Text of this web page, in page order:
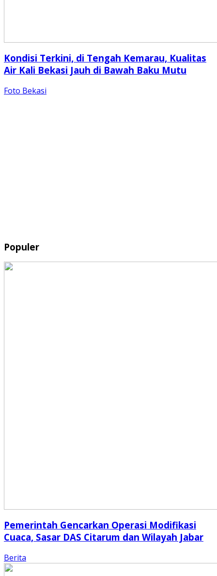
Kondisi Terkini, di Tengah Kemarau, Kualitas
Air Kali Bekasi Jauh di Bawah Baku Mutu
Foto Bekasi
Populer
Pemerintah Gencarkan Operasi Modifikasi
Cuaca, Sasar DAS Citarum dan Wilayah Jabar
Berita